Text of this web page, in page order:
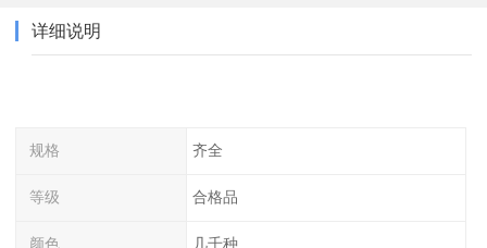
详细说明
规格 齐全
等级 合格品
颜色 几千种